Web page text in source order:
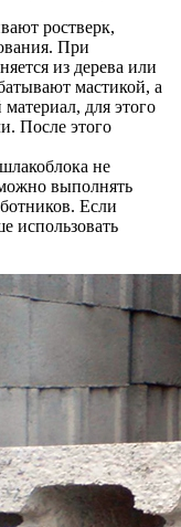
ростверк,
При
из дерева или
мастикой, а
для этого
После этого
не
выполнять
Если
использовать